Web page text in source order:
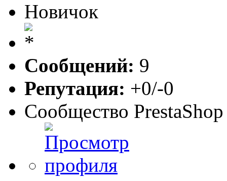
Новичок
Сообщений: 9
Репутация: +0/-0
Сообщество PrestaShop